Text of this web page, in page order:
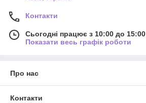
Контакти
Сьогодні працює з 10:00 до 15:00
Показати весь графік роботи
Про нас
Контакти